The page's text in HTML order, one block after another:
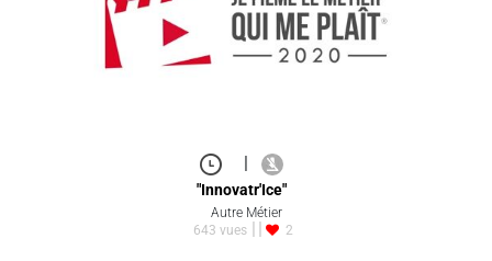
|
"Innovatr'Ice"
Autre Métier
643 vues
2